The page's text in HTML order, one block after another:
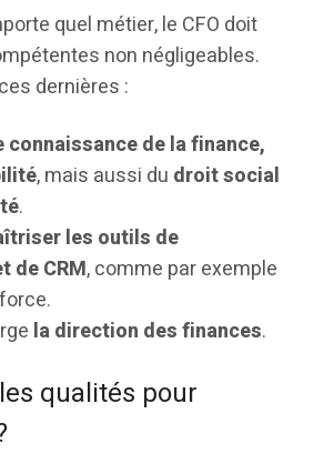
quel métier, le CFO doit
non négligeables.
dernières :
connaissance de la finance,
, mais aussi du droit social
.
les outils de
de CRM, comme par exemple
la direction des finances.
qualités pour